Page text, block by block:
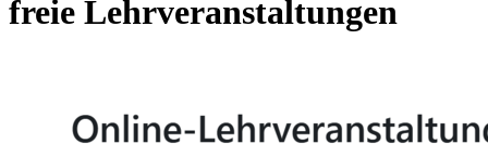
freie Lehrveranstaltungen